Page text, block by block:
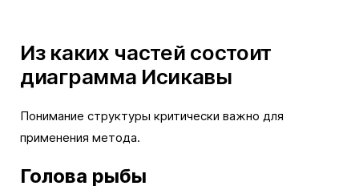
Из каких частей состоит
диаграмма Исикавы
Понимание структуры критически важно для
применения метода.
Голова рыбы